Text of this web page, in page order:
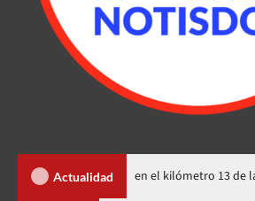
Actualidad
eléctrico en el kilómetro 13 de la